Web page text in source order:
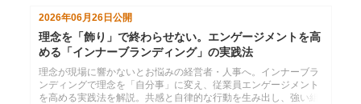
2026年06月26日 公開
理念を「飾り」で終わらせない。エンゲージメントを高
める「インナーブランディング」の実践法
理念が現場に響かないとお悩みの経営者・人事へ。インナーブラ
ンディングで理念を「自分事」に変え、従業員エンゲージメント
を高める実践法を解説。共感と自律的な行動を生み出し、強い組